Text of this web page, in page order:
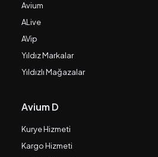
Avium
ALive
AVip
Yıldız Markalar
Yıldızlı Mağazalar
Avium D
Kurye Hizmeti
Kargo Hizmeti